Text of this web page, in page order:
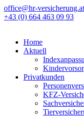
office@hr-versicherung.at
+43 (0) 664 463 09 93
Home
Aktuell
Privatkunden
KFZ-